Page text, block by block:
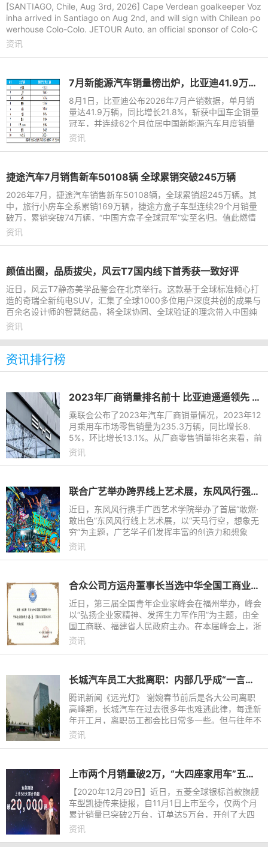
[SANTIAGO, Chile, Aug 3rd, 2026] Cape Verdean goalkeeper Voz
inha arrived in Santiago on Aug 2nd, and will sign with Chilean po
werhouse Colo-Colo. JETOUR Auto, an official sponsor of Colo-C
olo, arrange
资讯
7月新能源汽车销量榜出炉，比亚迪41.9万辆稳居榜首
8月1日，比亚迪公布2026年7月产销数据，单月销
量达41.9万辆，同比增长21.8%，斩获中国车企销量
冠军，并连续62个月位居中国新能源汽车月度销量
首位。这份强劲表现延续至下半年，继2026年上半
资讯
捷途汽车7月销售新车50108辆 全球累销突破245万辆
2026年7月，捷途汽车销售新车50108辆，全球累销超245万辆。其
中，旅行小房车全系累销169万辆，捷途方盒子车型连续29个月销量
破万，累销突破74万辆，“中国方盒子全球冠军”实至名归。值此燃情
盛夏，捷途汽车依托旅行
资讯
颜值出圈，品质拔尖，风云T7国内线下首秀获一致好评
近日，风云T7静态美学品鉴会在北京举行。这款基于全球标准倾心打
造的奇瑞全新纯电SUV，汇集了全球1000多位用户深度共创的成果与
百余名设计师的智慧结晶，将全球协同、全球验证的理念带入中国纯
电SUV。品鉴会上，风云
资讯
资讯排行榜
2023年厂商销量排名前十 比亚迪遥遥领先 长城垫底
乘联会公布了2023年汽车厂商销量情况，2023年12
月乘用车市场零售销量为235.3万辆，同比增长8.
5%，环比增长13.1%。从厂商零售销量排名来看，前
十的车企分别为比亚迪、一汽-大众、上汽大众、吉
资讯
联合广艺举办跨界线上艺术展，东风风行强化品牌“年轻化”基因
近日，东风风行携手广西艺术学院举办了首届“敢燃·
敢出色”东风风行线上艺术展，以“天马行空，想象无
穷”为主题，广艺学子们发挥丰富的创造力和想象
力，以场景化内容赋予风行劲狮标和游艇耳目一新的
资讯
合众公司方运舟董事长当选中华全国工商业联合会青年企业家委员会委员
近日，第三届全国青年企业家峰会在福州举办，峰会
以“弘扬企业家精神、发挥生力军作用”为主题，由全
国工商联、福建省人民政府主办。在本届峰会上，浙
江合众新能源汽车有限公司创始人兼董事长方运舟当
资讯
长城汽车员工大批离职：内部几乎成“一言堂”，谁受得了层层汇报挨骂
腾讯新闻《远光灯》 谢婉春节前后是各大公司离职
高峰期，长城汽车在过去很多年也难逃此律，每逢新
年开工月，离职员工都会比日常多一些。但与往年不
同的是，2024年的春节离职潮来势更加汹涌，一场
资讯
上市两个月销量破2万，“大四座家用车”五菱凯捷成为中国家庭用户新选择
【2020年12月29日】近日，五菱全球银标首款旗舰
车型凯捷传来捷报，自11月1日上市至今，仅两个月
累计销量已突破2万台，订单达5万台，开创了大四
座家用车全新品类。为此，五菱品牌宣布成立5050
资讯